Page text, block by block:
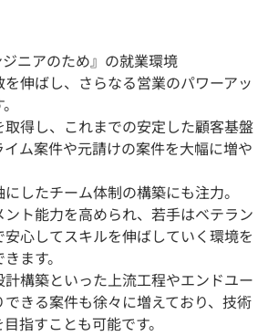
ニアのため』の就業環境
伸ばし、さらなる営業のパワーアッ
得し、これまでの安定した顧客基盤
ム案件や元請けの案件を大幅に増や
したチーム体制の構築にも注力。
ント能力を高められ、若手はベテラン
心してスキルを伸ばしていく環境を
ます。
構築といった上流工程やエンドユー
きる案件も徐々に増えており、技術
指すことも可能です。